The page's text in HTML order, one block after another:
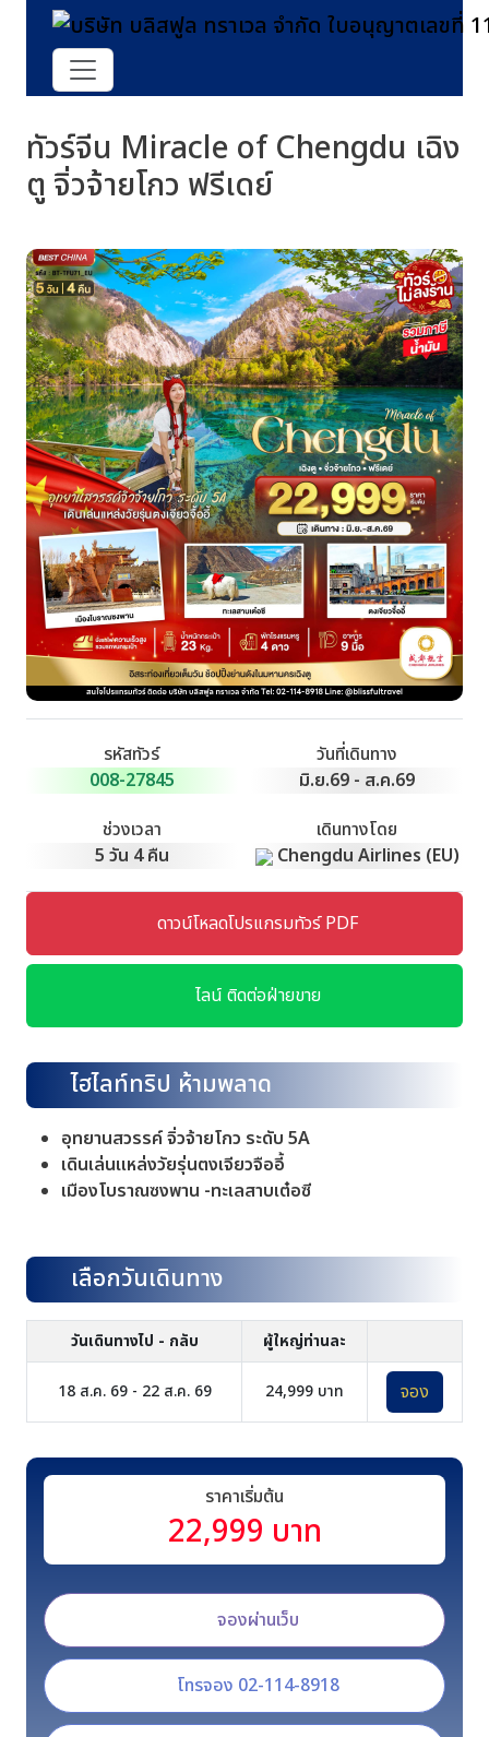
ทัวร์จีน Miracle of Chengdu เฉิง
ตู จิ่วจ้ายโกว ฟรีเดย์
รหัสทัวร์
008-27845
วันที่เดินทาง
มิ.ย.69 - ส.ค.69
ช่วงเวลา
5 วัน 4 คืน
เดินทางโดย
Chengdu Airlines (EU)
ดาวน์โหลดโปรแกรมทัวร์ PDF
ไลน์ ติดต่อฝ่ายขาย
ไฮไลท์ทริป ห้ามพลาด
อุทยานสวรรค์ จิ่วจ้ายโกว ระดับ 5A
เดินเล่นแหล่งวัยรุ่นตงเจียวจืออี้
เมืองโบราณซงพาน -ทะเลสาบเต๋อซี
เลือกวันเดินทาง
วันเดินทางไป - กลับ ผู้ใหญ่ท่านละ
18 ส.ค. 69 - 22 ส.ค. 69 24,999 บาท จอง
ราคาเริ่มต้น
22,999 บาท
จองผ่านเว็บ
โทรจอง 02-114-8918